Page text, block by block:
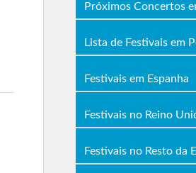
Próximos Concertos
Lista de Festivais em
Festivais em Espanha
Festivais no Reino
Festivais no Resto da